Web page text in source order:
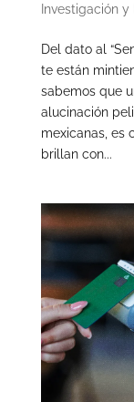
Investigación
Del dato al
te están
sabemos que
alucinación
mexicanas, es
brillan con...